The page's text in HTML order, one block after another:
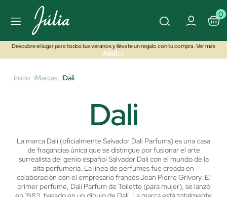
0
Descubre el lugar para todos tus veranos y llévate un regalo con tu compra. Ver más
AQUÍ>>
Inicio Marcas Dali
Dali
La marca Dalí (oficialmente Salvador Dalí Parfums) es una casa
de fragancias única que se distingue por fusionar el arte
surrealista del genio español Salvador Dalí con el mundo de la
alta perfumería. La línea de perfumes fue creada en
colaboración con el empresario francés Jean Pierre Grivory. El
primer perfume, Dalí Parfum de Toilette (para mujer), se lanzó